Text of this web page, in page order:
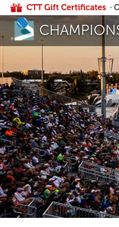
CTT Gift Certificates ·